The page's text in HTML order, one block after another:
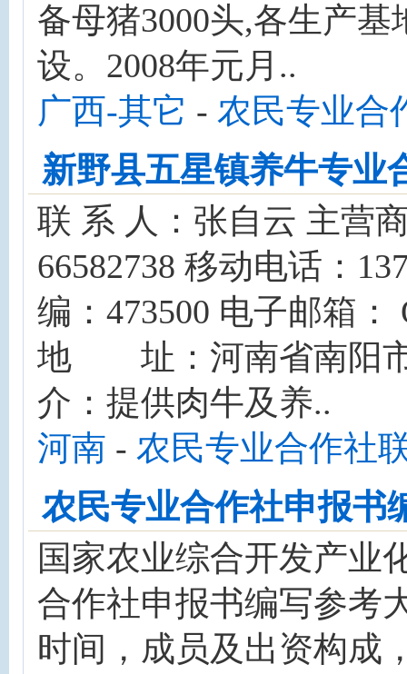
备母猪3000头,各生产
设。2008年元月..
广西-其它 - 农民专业合
新野县五星镇养牛专业
联 系 人：张自云 主
66582738 移动电话
编：473500 电子邮箱
地 址：河南省南阳
介：提供肉牛及养..
河南 - 农民专业合作社
农民专业合作社申报书
国家农业综合开发产业
合作社申报书编写参考
时间，成员及出资构成